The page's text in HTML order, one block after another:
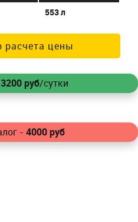
553 л
расчета цены
руб/сутки
- 4000руб